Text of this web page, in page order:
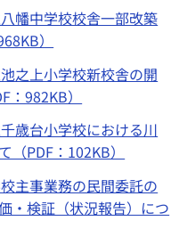
幡中学校校舎一部改築
）
之上小学校新校舎の開
982KB）
歳台小学校における川
PDF：102KB）
主事業務の民間委託の
・検証（状況報告）につ